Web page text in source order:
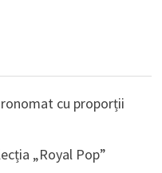
cu proporții
„Royal Pop”